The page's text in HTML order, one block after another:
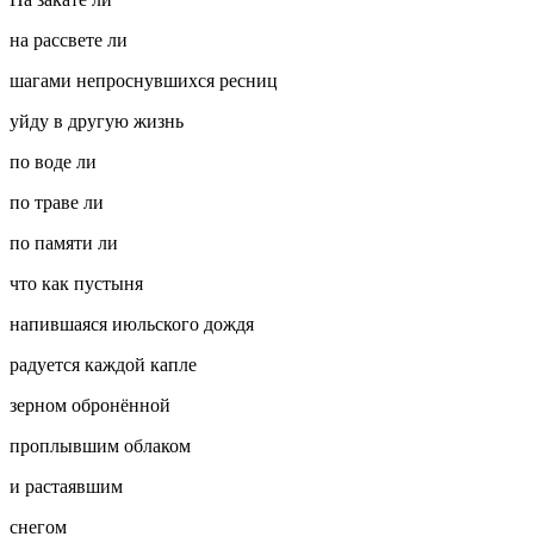
на рассвете ли
шагами непроснувшихся ресниц
уйду в другую жизнь
по воде ли
по траве ли
по памяти ли
что как пустыня
напившаяся июльского дождя
радуется каждой капле
зерном обронённой
проплывшим облаком
и растаявшим
снегом